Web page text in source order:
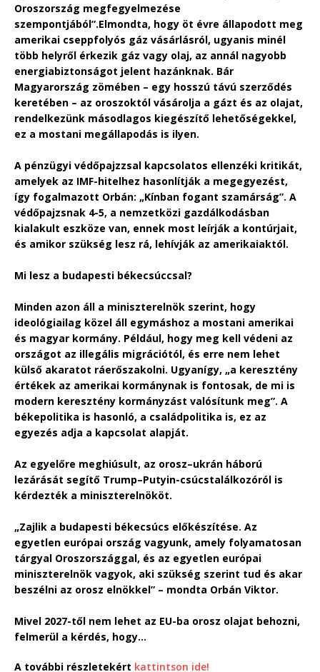
Oroszország megfegyelmezése
szempontjából”.Elmondta, hogy öt évre állapodott meg
amerikai cseppfolyós gáz vásárlásról, ugyanis minél
több helyről érkezik gáz vagy olaj, az annál nagyobb
energiabiztonságot jelent hazánknak. Bár
Magyarország zömében – egy hosszú távú szerződés
keretében – az oroszoktól vásárolja a gázt és az olajat,
rendelkezünk másodlagos kiegészítő lehetőségekkel,
ez a mostani megállapodás is ilyen.
A pénzügyi védőpajzzsal kapcsolatos ellenzéki kritikát,
amelyek az IMF-hitelhez hasonlítják a megegyezést,
így fogalmazott Orbán: „Kínban fogant szamárság”. A
védőpajzsnak 4-5, a nemzetközi gazdálkodásban
kialakult eszköze van, ennek most leírják a kontúrjait,
és amikor szükség lesz rá, lehívják az amerikaiaktól.
Mi lesz a budapesti békecsúccsal?
Minden azon áll a miniszterelnök szerint, hogy
ideológiailag közel áll egymáshoz a mostani amerikai
és magyar kormány. Például, hogy meg kell védeni az
országot az illegális migrációtól, és erre nem lehet
külső akaratot ráerőszakolni. Ugyanígy, „a keresztény
értékek az amerikai kormánynak is fontosak, de mi is
modern keresztény kormányzást valósítunk meg”. A
békepolitika is hasonló, a családpolitika is, ez az
egyezés adja a kapcsolat alapját.
Az egyelőre meghiúsult, az orosz–ukrán háború
lezárását segítő Trump–Putyin-csúcstalálkozóról is
kérdezték a miniszterelnököt.
„Zajlik a budapesti békecsúcs előkészítése. Az
egyetlen európai ország vagyunk, amely folyamatosan
tárgyal Oroszországgal, és az egyetlen európai
miniszterelnök vagyok, aki szükség szerint tud és akar
beszélni az orosz elnökkel” – mondta Orbán Viktor.
Mivel 2027-től nem lehet az EU-ba orosz olajat behozni,
felmerül a kérdés, hogy…
A további részletekért kattintson ide!